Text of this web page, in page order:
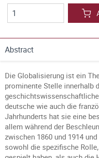
Abstract
Die Globalisierung ist ein
prominente Stelle innerhalb
deutsche wie auch die
Jahrhunderts hat sie eine
allem während der
zwischen 1860 und 1914
sowohl die spezifische